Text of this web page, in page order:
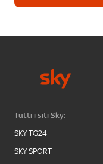
Tutti i siti Sky:
SKY TG24
SKY SPORT